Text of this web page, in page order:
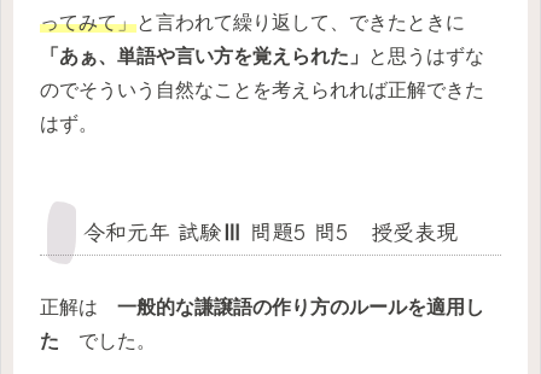
ってみて」と言われて繰り返して、できたときに
「あぁ、単語や言い方を覚えられた」
と思うはずな
のでそういう自然なことを考えられれば正解できた
はず。
令和元年 試験Ⅲ 問題5 問5 授受表現
正解は 一般的な謙譲語の作り方のルールを適用し
た でした。